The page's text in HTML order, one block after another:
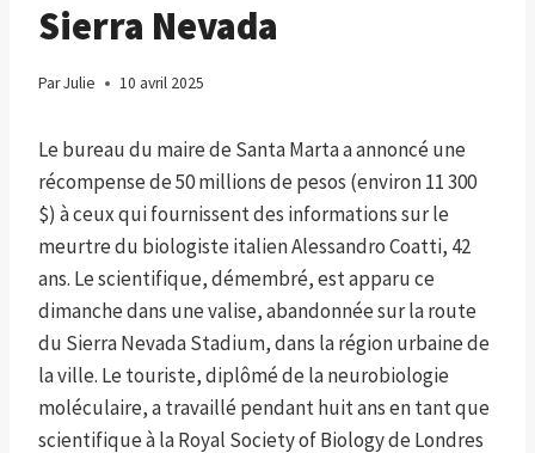
Sierra Nevada
ParJulie 10 avril 2025
Le bureau du maire de Santa Marta a annoncé une
récompense de 50 millions de pesos (environ 11 300
$) à ceux qui fournissent des informations sur le
meurtre du biologiste italien Alessandro Coatti, 42
ans. Le scientifique, démembré, est apparu ce
dimanche dans une valise, abandonnée sur la route
du Sierra Nevada Stadium, dans la région urbaine de
la ville. Le touriste, diplômé de la neurobiologie
moléculaire, a travaillé pendant huit ans en tant que
scientifique à la Royal Society of Biology de Londres